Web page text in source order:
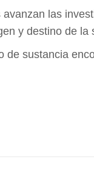
las
y destino de la
de sustancia